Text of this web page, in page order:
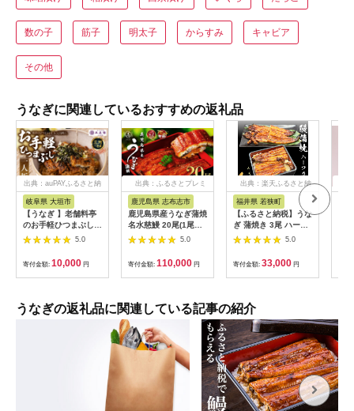
数の子 筋子 明太子 からすみ キャビア
その他
うなぎに関連しているおすすめの返礼品
出典：auPAYふるさと納
岐阜県 大垣市
【うなぎ 】老舗料亭
のお手軽ひつまぶし
国産 鰻 ごはん たれ
出汁つき 冷蔵便 1人
分 国産鰻 国産うなぎ
うな重 ひつまぶし 冷
蔵 ギフト プレゼント
るだけ 10000円 1万
円 料理店 玉子屋別館
5.0
寄付金額: 10,000 円
出典：ふるさとプレミ
アム
鹿児島県 志布志市
鹿児島県産うなぎ蒲焼
名水慈鰻 20尾(1尾約
160g)＜計約3.2kg＞
5.0
寄付金額: 110,000 円
出典：楽天ふるさと納
福井県 若狭町
【ふるさと納税】うな
ぎ 蒲焼き 3尾 ハーフ
カット タレ・肝付き
国産鰻 国産 うなぎ蒲
焼 惣菜 おかず ウナ
ギ 鰻 蒲焼
5.0
寄付金額: 33,000 円
うなぎの返礼品に関連している記事の紹介